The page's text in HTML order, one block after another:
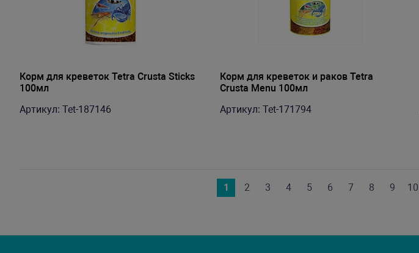
Корм для креветок Tetra Crusta Sticks
100мл
Артикул: Tet-187146
Корм для креветок и раков Tetra
Crusta Menu 100мл
Артикул: Tet-171794
1 2 3 4 5 6 7 8 9 10